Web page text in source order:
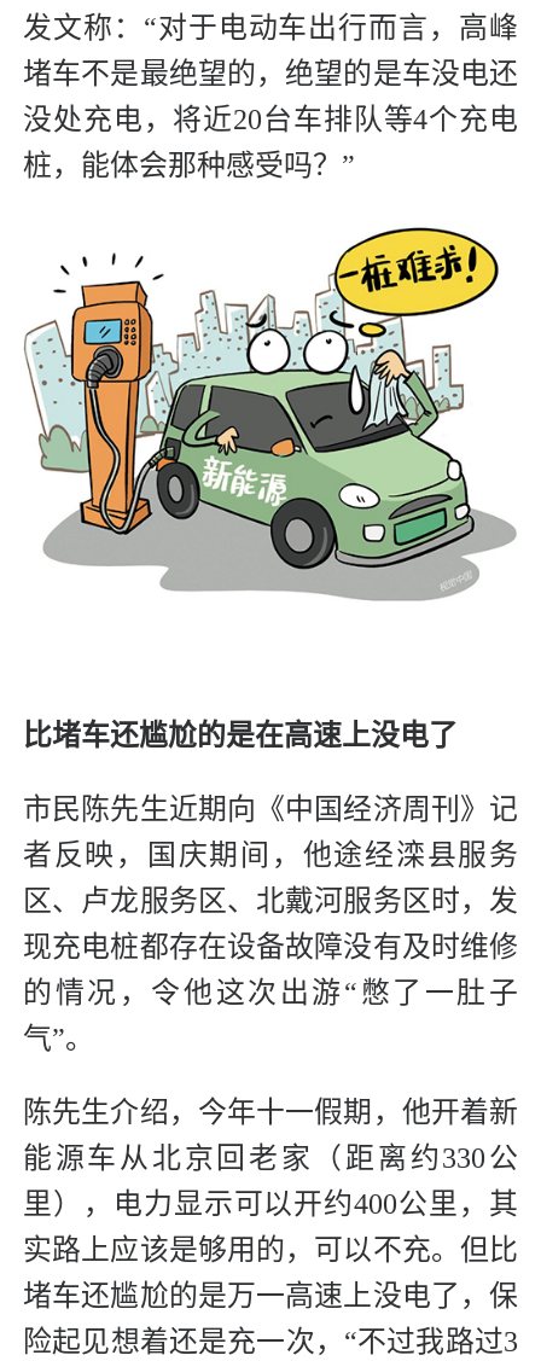
发文称：“对于电动车出行而言，高峰
堵车不是最绝望的，绝望的是车没电还
没处充电，将近20台车排队等4个充电
桩，能体会那种感受吗？”
比堵车还尴尬的是在高速上没电了
市民陈先生近期向《中国经济周刊》记
者反映，国庆期间，他途经滦县服务
区、卢龙服务区、北戴河服务区时，发
现充电桩都存在设备故障没有及时维修
的情况，令他这次出游“憋了一肚子
气”。
陈先生介绍，今年十一假期，他开着新
能源车从北京回老家（距离约330公
里），电力显示可以开约400公里，其
实路上应该是够用的，可以不充。但比
堵车还尴尬的是万一高速上没电了，保
险起见想着还是充一次，“不过我路过3